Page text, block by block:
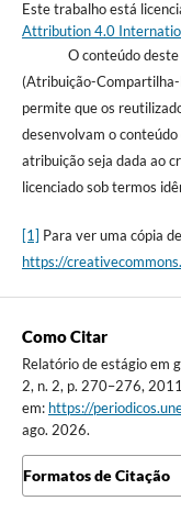
Este trabalho está
Attribution 4.0
O conteúdo deste
(Atribuição-
permite que os
desenvolvam o
atribuição seja dada ao
licenciado sob termos
[1] Para ver uma cópia
https://
Como Citar
Relatório de estágio em
2, n. 2, p. 270–276,
em: https://
ago. 2026.
Formatos de Citação